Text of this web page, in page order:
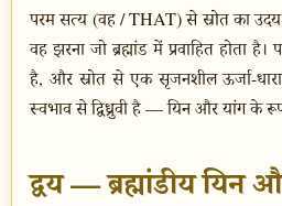
परम सत्य (वह / THAT) से स्रोत का
वह झरना जो ब्रह्मांड में प्रवाहित होता
है, और स्रोत से एक सृजनशील ऊर्जा-
स्वभाव से द्विध्रुवी है — यिन और यांग के
द्वय — ब्रह्मांडीय यिन